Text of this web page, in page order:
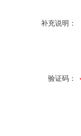
补充说明：
验证码：